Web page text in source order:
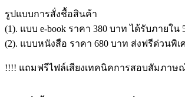
รูปแบบการสั่งชื้อสินค้า
(1). แบบ e-book ราคา 380 บาท ได้รับภายใน
(2). แบบหนังสือ ราคา 680 บาท ส่งฟรีด่วนพิเ
!!!! แถมฟรีไฟล์เสียงเทคนิคการสอบสัมภาษ